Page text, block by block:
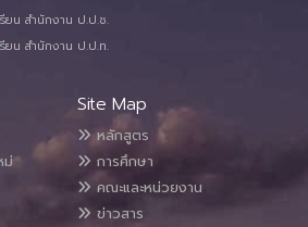
รียน สำนักงาน ป.ป.ช.
รียน สำนักงาน ป.ป.ท.
ม่
Site Map
หลักสูตร
การศึกษา
คณะและหน่วยงาน
ข่าวสาร